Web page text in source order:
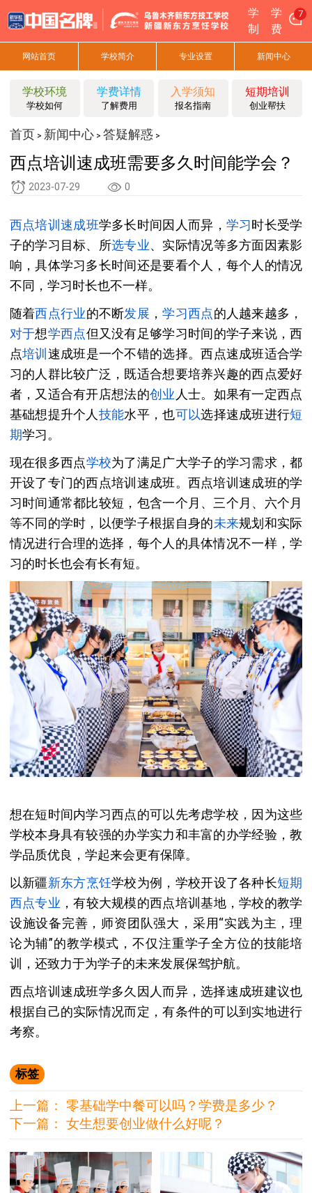
学
制
学
费
7
网站首页 学校简介 专业设置 新闻中心
学校环境
学校如何
学费详情
了解费用
入学须知
报名指南
短期培训
创业帮扶
首页 > 新闻中心> 答疑解惑 >
西点培训速成班需要多久时间能学会？
2023-07-29 0
西点培训 速成班学多长时间因人而异， 学习时长受学
子的学习目标、所选专业、实际情况等多方面因素影
响，具体学习多长时间还是要看个人，每个人的情况
不同，学习时长也不一样。
随着西点行业的不断发展 ，学习西点的人越来越多，
对于想学西点但又没有足够学习时间的学子来说，西
点培训 速成班是一个不错的选择。西点速成班适合学
习的人群比较广泛，既适合想要培养兴趣的西点爱好
者，又适合有开店想法的创业 人士。如果有一定西点
基础想提升个人技能水平，也可以选择速成班进行短
期学习。
现在很多西点学校为了满足广大学子的学习需求，都
开设了专门的西点培训速成班。西点培训速成班的学
习时间通常都比较短，包含一个月、三个月、六个月
等不同的学时，以便学子根据自身的未来规划和实际
情况进行合理的选择，每个人的具体情况不一样，学
习的时长也会有长有短。
想在短时间内学习西点的可以先考虑学校，因为这些
学校本身具有较强的办学实力和丰富的办学经验，教
学品质优良，学起来会更有保障。
以新疆新东方烹饪学校为例，学校开设了各种长短期
西点专业 ，有较大规模的西点培训基地，学校的教学
设施设备完善，师资团队强大，采用“实践为主，理
论为辅”的教学模式，不仅注重学子全方位的技能培
训，还致力于为学子的未来发展保驾护航。
西点培训速成班学多久因人而异，选择速成班建议也
根据自己的实际情况而定，有条件的可以到实地进行
考察。
标签
上一篇： 零基础学中餐可以吗？学费是多少？
下一篇： 女生想要创业做什么好呢？